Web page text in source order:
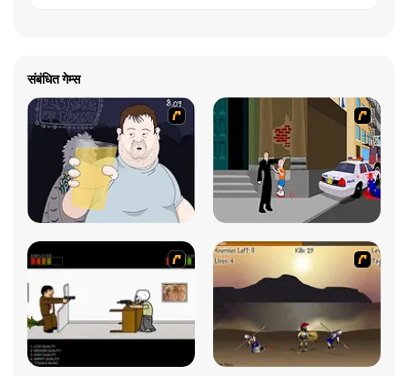
संबंधित गेम्स